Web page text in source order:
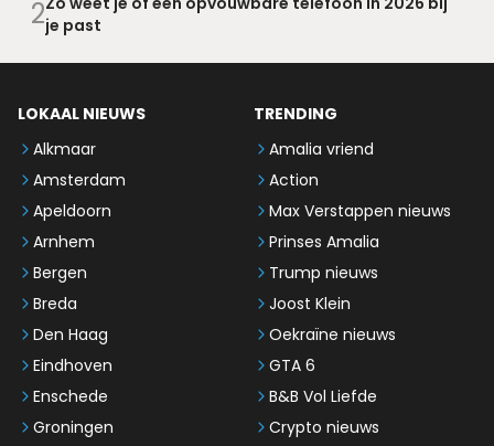
2je past
LOKAAL NIEUWS
Alkmaar
Amsterdam
Apeldoorn
Arnhem
Bergen
Breda
Den Haag
Eindhoven
Enschede
Groningen
TRENDING
Amalia vriend
Action
Max Verstappen nieuws
Prinses Amalia
Trump nieuws
Joost Klein
Oekraïne nieuws
GTA 6
B&B Vol Liefde
Crypto nieuws